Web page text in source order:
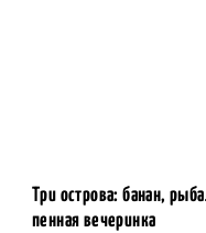
Три острова: банан,
пенная вечеринка